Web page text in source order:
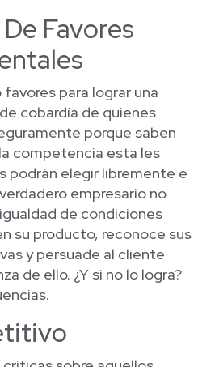
Favores
para lograr una
cobardía de quienes
porque saben
competencia esta les
podrán elegir libremente e
empresario no
de condiciones
su producto, reconoce sus
y persuade al cliente
de ello. ¿Y si no lo logra?